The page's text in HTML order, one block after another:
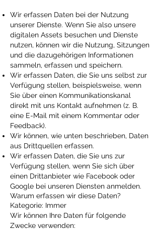
Wir erfassen Daten bei der Nutzung
unserer Dienste. Wenn Sie also unsere
digitalen Assets besuchen und Dienste
nutzen, können wir die Nutzung, Sitzungen
und die dazugehörigen Informationen
sammeln, erfassen und speichern.
Wir erfassen Daten, die Sie uns selbst zur
Verfügung stellen, beispielsweise, wenn
Sie über einen Kommunikationskanal
direkt mit uns Kontakt aufnehmen (z. B.
eine E-Mail mit einem Kommentar oder
Feedback).
Wir können, wie unten beschrieben, Daten
aus Drittquellen erfassen.
Wir erfassen Daten, die Sie uns zur
Verfügung stellen, wenn Sie sich über
einen Drittanbieter wie Facebook oder
Google bei unseren Diensten anmelden.
Warum erfassen wir diese Daten?
Kategorie: Immer
Wir können Ihre Daten für folgende
Zwecke verwenden: